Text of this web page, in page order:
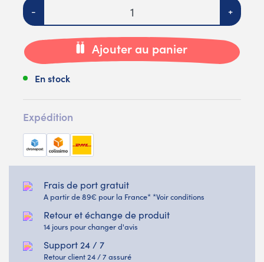
Quantité
- +
Ajouter au panier
En stock
Expédition
Frais de port gratuit
A partir de 89€ pour la France* *Voir conditions
Retour et échange de produit
14 jours pour changer d'avis
Support 24 / 7
Retour client 24 / 7 assuré